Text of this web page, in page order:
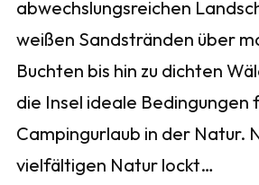
abwechslungsreichen
weißen Sandstränden über
Buchten bis hin zu dichten
die Insel ideale Bedingungen
Campingurlaub in der Natur.
vielfältigen Natur lockt…